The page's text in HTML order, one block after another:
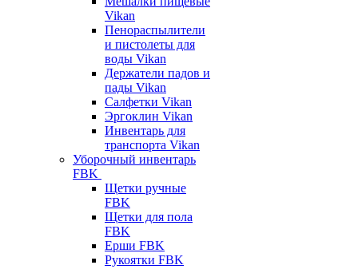
Vikan
Пенораспылители
и пистолеты для
воды Vikan
Держатели падов и
пады Vikan
Салфетки Vikan
Эргоклин Vikan
Инвентарь для
транспорта Vikan
Уборочный инвентарь
FBK
Щетки ручные
FBK
Щетки для пола
FBK
Ерши FBK
Рукоятки FBK